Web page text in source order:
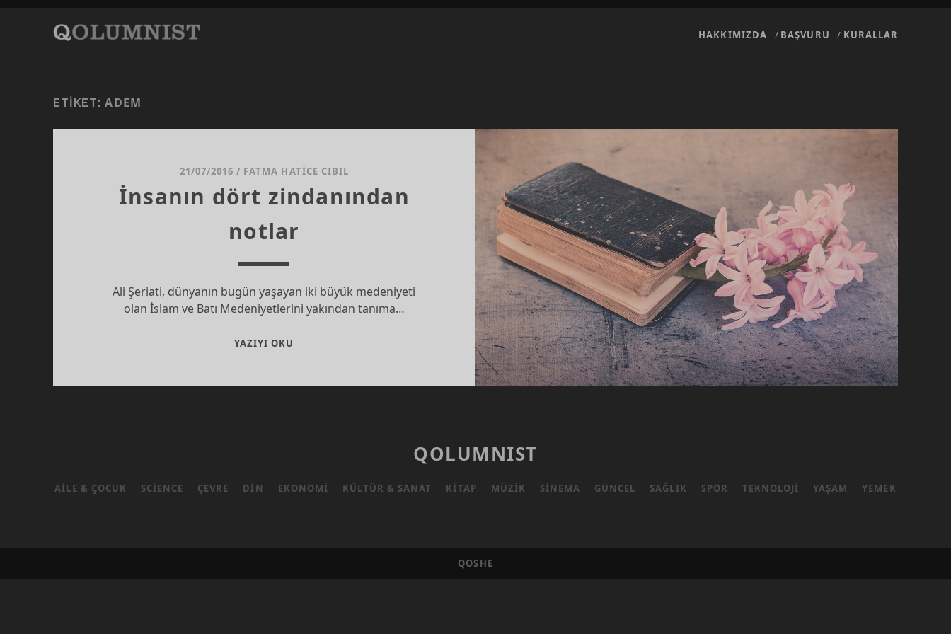
HAKKIMIZDA BAŞVURU KURALLAR
ETIKET:ADEM
21/07/2016 / FATMA HATICE CIBIL
İnsanın dört zindanından
notlar
Ali Şeriati, dünyanın bugün yaşayan iki büyük medeniyeti
olan İslam ve Batı Medeniyetlerini yakından tanıma…
YAZIYI OKU
QOLUMNIST
AILE & ÇOCUK SCIENCE ÇEVRE DIN EKONOMI KÜLTÜR & SANAT KITAP MÜZIK SINEMA GÜNCEL SAĞLIK SPOR TEKNOLOJI YAŞAM YEMEK
QOSHE